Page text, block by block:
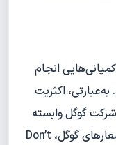
انجام
اکثریت
گوگل وابسته
هستند. جالب است بدانید که یکی از شعارهای گوگل، Don’t